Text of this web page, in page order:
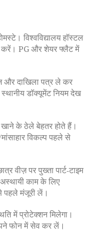
विश्वविद्यालय हॉस्टल
करें। PG और शेयर फ्लैट में
और दाखिला पत्र ले कर
डॉक्यूमेंट नियम देख
के ठेले बेहतर होते हैं।
विकल्प पहले से
वीज़ पर पुख्ता पार्ट‑टाइम
अस्थायी काम के लिए
पहले मंजूरी लें।
में प्रोटेक्शन मिलेगा।
फोन में सेव कर लें।